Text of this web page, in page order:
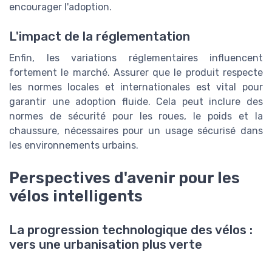
encourager l'adoption.
L'impact de la réglementation
Enfin, les variations réglementaires influencent
fortement le marché. Assurer que le produit respecte
les normes locales et internationales est vital pour
garantir une adoption fluide. Cela peut inclure des
normes de sécurité pour les roues, le poids et la
chaussure, nécessaires pour un usage sécurisé dans
les environnements urbains.
Perspectives d'avenir pour les
vélos intelligents
La progression technologique des vélos :
vers une urbanisation plus verte